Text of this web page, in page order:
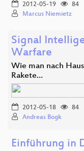
2012-05-19
84
Marcus Niemietz
Signal
Warfare
Wie man nach
Rakete…
2012-05-18
84
Andreas Bogk
Einführung in